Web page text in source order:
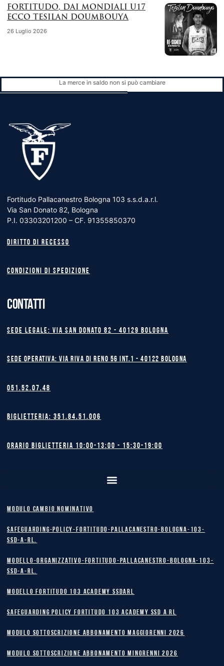
FORTITUDO, DAI MONDIALI U17
ECCO TESILAN DOUMBOUYA
26 Luglio 2026
La merce in saldo non si può cambiare
Fortitudo Pallacanestro Bologna 103 s.s.d.a.r.l.
Via San Donato 82, Bologna
P.I. 03303201200 – CF. 91355850370
Diritto di recesso
Condizioni di spedizione
CONTATTI
Sede legale: Via San Donato 82 - 40129 BOLOGNA
Sede operativa: Via Riva di Reno 56 int.1 - 40122 BOLOGNA
051.52.07.48
Biglietteria: 351.84.51.006
Orario biglietteria 10:00-13:00 - 15:30-19:00
MODULO CAMBIO NOMINATIVO
safeguarding-policy-Fortitudo-Pallacanestro-Bologna-103-
SSD-A-RL.
Modello-Organizzativo-Fortitudo-Pallacanestro-Bologna-103-
SSD-A-RL.
MODELLO FORTITUDO 103 ACADEMY SSDARL
safeguarding policy Fortitudo 103 Academy SSD A RL
MODULO SOTTOSCRIZIONE ABBONAMENTO MAGGIORENNI 2026
MODULO SOTTOSCRIZIONE ABBONAMENTO MINORENNI 2026